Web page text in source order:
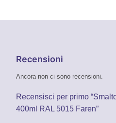
Recensioni
Ancora non ci sono recensioni.
Recensisci per primo
400ml RAL 5015 Faren”